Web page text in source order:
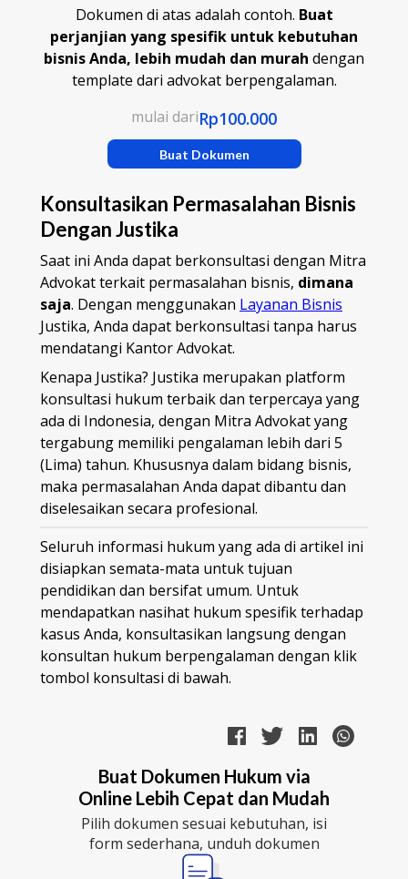
Dokumen di atas adalah contoh. Buat
perjanjian yang spesifik untuk kebutuhan
bisnis Anda, lebih mudah dan murah dengan
template dari advokat berpengalaman.
mulai dariRp100.000
Buat Dokumen
Konsultasikan Permasalahan Bisnis
Dengan Justika
Saat ini Anda dapat berkonsultasi dengan Mitra
Advokat terkait permasalahan bisnis, dimana
saja. Dengan menggunakan Layanan Bisnis
Justika, Anda dapat berkonsultasi tanpa harus
mendatangi Kantor Advokat.
Kenapa Justika? Justika merupakan platform
konsultasi hukum terbaik dan terpercaya yang
ada di Indonesia, dengan Mitra Advokat yang
tergabung memiliki pengalaman lebih dari 5
(Lima) tahun. Khususnya dalam bidang bisnis,
maka permasalahan Anda dapat dibantu dan
diselesaikan secara profesional.
Seluruh informasi hukum yang ada di artikel ini
disiapkan semata-mata untuk tujuan
pendidikan dan bersifat umum. Untuk
mendapatkan nasihat hukum spesifik terhadap
kasus Anda, konsultasikan langsung dengan
konsultan hukum berpengalaman dengan klik
tombol konsultasi di bawah.
Buat Dokumen Hukum via
Online Lebih Cepat dan Mudah
Pilih dokumen sesuai kebutuhan, isi
form sederhana, unduh dokumen